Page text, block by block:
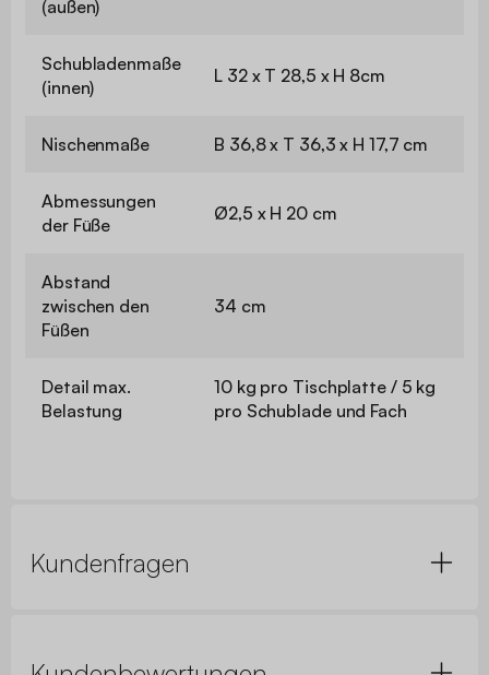
(außen)
Schubladenmaße
(innen)
L 32 x T 28,5 x H 8cm
Nischenmaße B 36,8 x T 36,3 x H 17,7 cm
Abmessungen
der Füße
Ø2,5 x H 20 cm
Abstand
zwischen den
Füßen
34 cm
Detail max.
Belastung
10 kg pro Tischplatte / 5 kg
pro Schublade und Fach
Kundenfragen